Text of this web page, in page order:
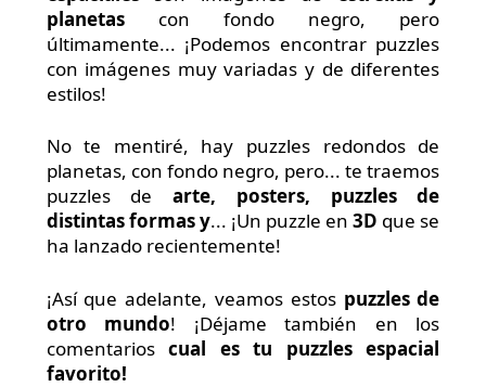
planetascon fondo negro, pero
últimamente... ¡Podemos encontrar puzzles
con imágenes muy variadas y de diferentes
estilos!
No te mentiré, hay puzzles redondos de
planetas, con fondo negro, pero... te traemos
puzzles dearte, posters, puzzles de
distintas formas y... ¡Un puzzle en3D que se
ha lanzado recientemente!
¡Así que adelante, veamos estos puzzles de
otro mundo! ¡Déjame también en los
comentarioscual es tu puzzles espacial
favorito!